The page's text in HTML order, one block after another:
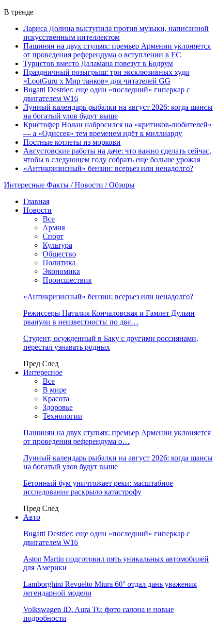
В тренде
Лариса Долина выступила против музыки, написанной
искусственным интеллектом
Пашинян на двух стульях: премьер Армении уклоняется
от проведения референдума о вступлении в ЕС
Туристов вместо Даламана повезут в Бодрум
Праздничный розыгрыш: три эксклюзивных худи
«LootGuru х Мир танков» для читателей GG
Bugatti Destrier: еще один «последний» гиперкар с
двигателем W16
Лунный календарь рыбалки на август 2026: когда шансы
на богатый улов будут выше
Кристофер Нолан набросился на «критиков-любителей»
— а «Одиссея» тем временем идёт к миллиарду
Постные котлеты из моркови
Августовские работы на даче: что важно сделать сейчас,
чтобы в следующем году собрать еще больше урожая
«Антикризисный» бензин: всерьез или ненадолго?
Интересные Факты / Новости / Обзоры
Главная
Новости
Все
Армия
Спорт
Культура
Общество
Политика
Экономика
Происшествия
«Антикризисный» бензин: всерьез или ненадолго?
Режиссеры Наталия Кончаловская и Гамлет Дульян
рванули в неизвестность: по две…
Студент, осужденный в Баку с другими россиянами,
перестал узнавать родных
Пред След
Интересное
Все
В мире
Красота
Здоровье
Технологии
Пашинян на двух стульях: премьер Армении уклоняется
от проведения референдума о…
Лунный календарь рыбалки на август 2026: когда шансы
на богатый улов будут выше
Бетонный бум уничтожает реки: масштабное
исследование раскрыло катастрофу
Пред След
Авто
Bugatti Destrier: еще один «последний» гиперкар с
двигателем W16
Aston Martin подготовил пять уникальных автомобилей
для Америки
Lamborghini Revuelto Miura 60° отдал дань уважения
легендарной модели
Volkswagen ID. Aura T6: фото салона и новые
подробности